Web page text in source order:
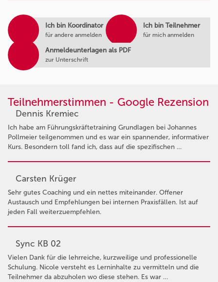
Ich bin Koordinator
für andere anmelden
Ich bin Teilnehmer
für mich anmelden
Anmeldeunterlagen als PDF
zur Unterschrift
Teilnehmerstimmen - Google Rezension
Dennis Kremiec
Ich habe am Führungskräftetraining Grundlagen bei Johannes
Pollmeier teilgenommen und es war ein spannender, informativer
Kurs. Besondern toll fand ich, dass auf die spezifischen …
Carsten Krüger
Sehr gutes Coaching und ein nettes miteinander. Offener
Austausch und Empfehlungen bei internen Praxisfällen. Ist auf
jeden Fall weiterzuempfehlen.
Sync KB 02
Vielen Dank für die lehrreiche, kurzweilige und professionelle
Schulung. Nicole versteht es Lerninhalte zu vermitteln und die
Teilnehmer da abzuholen wo diese stehen. Es war …